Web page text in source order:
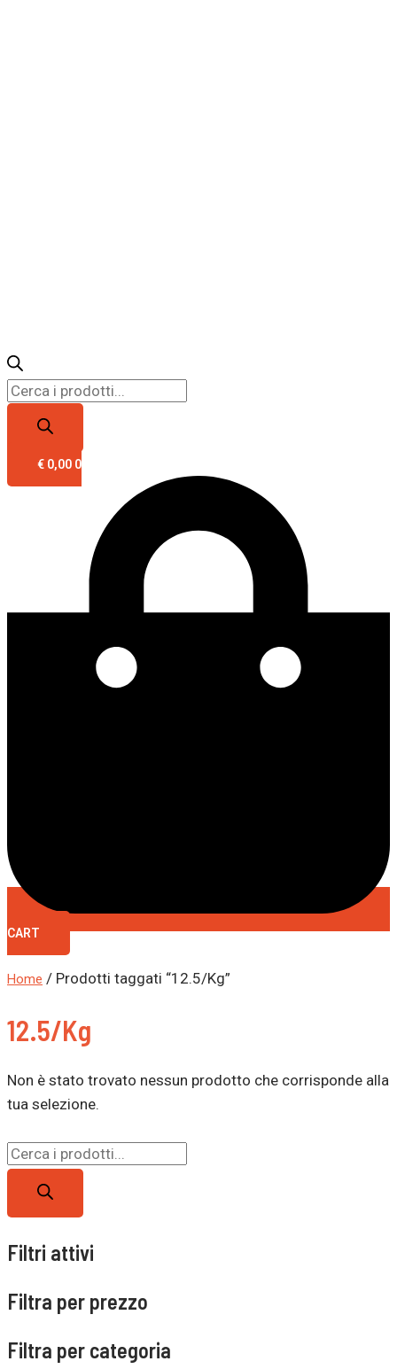
€ 0,00 0
CART
Filtri attivi
Filtra per prezzo
Filtra per categoria
Home / Prodotti taggati “12.5/Kg”
12.5/Kg
Non è stato trovato nessun prodotto che corrisponde alla
tua selezione.